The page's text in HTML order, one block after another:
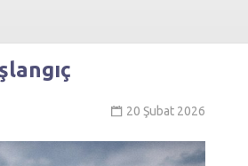
20 Şubat 2026